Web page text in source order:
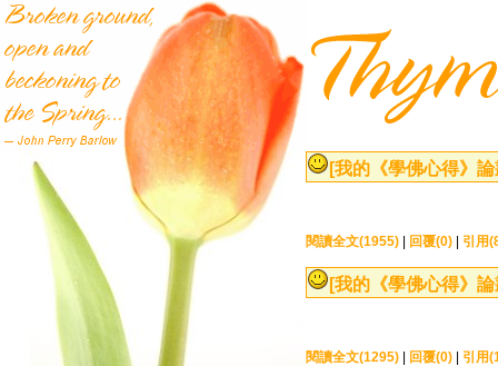
[我的《學佛心得》
閱讀全文(1955) 回覆(0) 引用
[我的《學佛心得》
閱讀全文(1295) 回覆(0) 引用